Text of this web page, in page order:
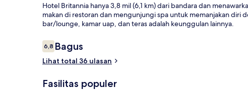
Hotel Britannia hanya 3,8 mil (6,1 km) dari bandara dan
makan di restoran dan mengunjungi spa untuk memanjakan diri
bar/lounge, kamar uap, dan teras adalah keunggulan lainnya.
Ulasan
6,86,8 dari 10
Bagus
Lihat total 36 ulasan
Fasilitas populer